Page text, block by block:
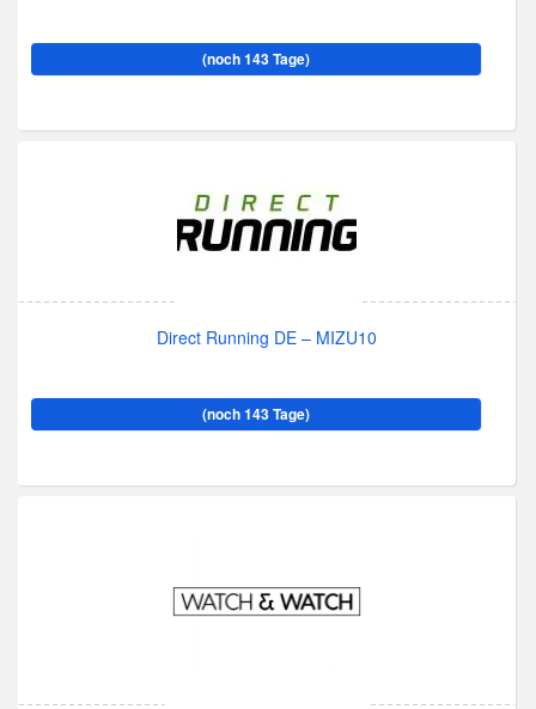
(noch 143 Tage)
Direct Running DE – MIZU10
(noch 143 Tage)